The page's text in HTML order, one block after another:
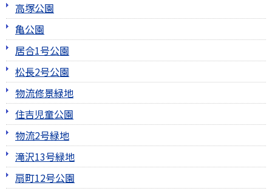
高塚公園
亀公園
居合1号公園
松長2号公園
物流修景緑地
住吉児童公園
物流2号緑地
滝沢13号緑地
扇町12号公園